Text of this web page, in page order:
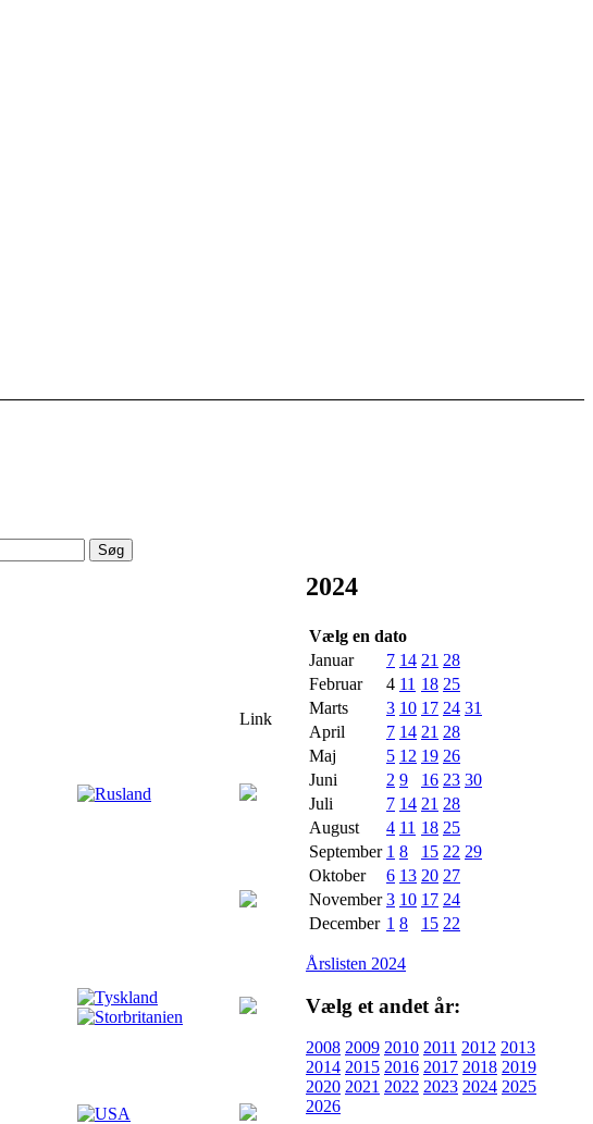
Link
2024
Vælg en dato
Januar
7 14 21 28
Februar
4 11 18 25
Marts
3 10 17 24 31
April
7 14 21 28
Maj
5 12 19 26
Juni
2 9 16 23 30
Juli
7 14 21 28
August
4 11 18 25
September 1 8 15 22 29
Oktober
6 13 20 27
November 3 10 17 24
December 1 8 15 22
Årslisten 2024
Vælg et andet år:
2008 2009 2010 2011 2012 2013
2014 2015 2016 2017 2018 2019
2020 2021 2022 2023 2024 2025
2026